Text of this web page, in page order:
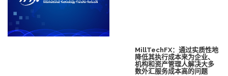
MillTechFX：通过实质性地
降低其执行成本来为企业、
机构和资产管理人解决大多
数外汇服务成本高的问题